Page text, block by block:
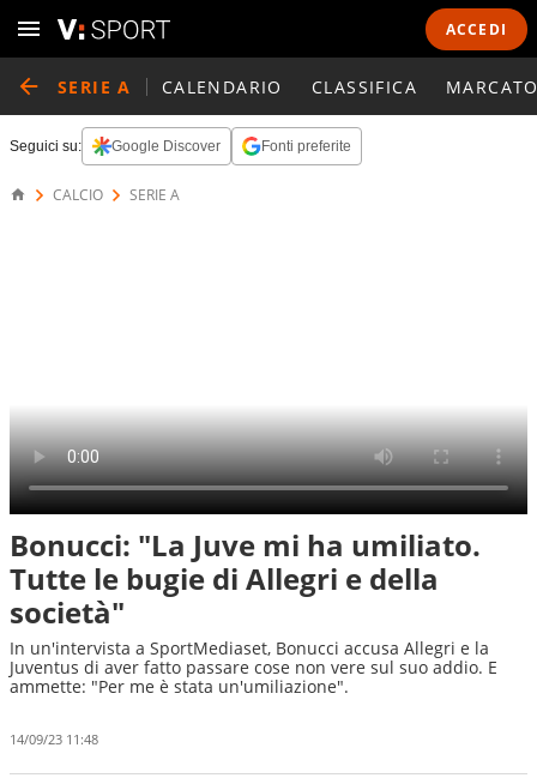
ACCEDI
SERIE A CALENDARIO CLASSIFICA
Seguici su: Google Discover Fonti preferite
CALCIO SERIE A
Bonucci: "La Juve mi ha umiliato.
Tutte le bugie di Allegri e della
società"
In un'intervista a SportMediaset, Bonucci accusa Allegri e la
Juventus di aver fatto passare cose non vere sul suo addio. E
ammette: "Per me è stata un'umiliazione".
14/09/23 11:48